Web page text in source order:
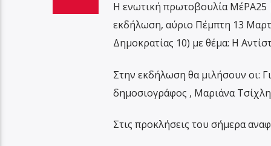
Η ενωτική πρωτοβουλία ΜέΡΑ25 |
εκδήλωση, αύριο Πέμπτη 13
Δημοκρατίας 10) με θέμα: Η
Στην εκδήλωση θα μιλήσουν οι:
δημοσιογράφος , Μαριάνα
Στις προκλήσεις του σήμερα